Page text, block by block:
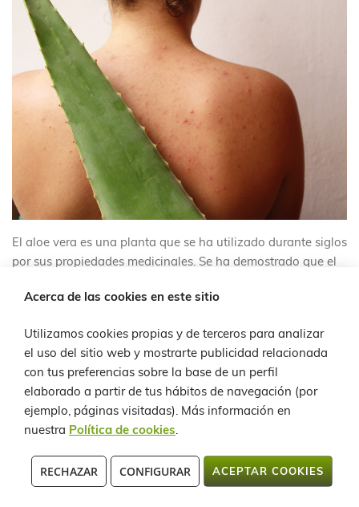
El aloe vera es una planta que se ha utilizado durante siglos
por sus propiedades medicinales. Se ha demostrado que el
en el tratamiento del acné.
Los efectos del aloe vera en el acné se deben a sus
propiedades antiinflamatorias...
Lee mas »
Lanzaloe y su compromiso con el Medio
Ambiente. Reciclaje y compostaje
Acerca de las cookies en este sitio
Utilizamos cookies propias y de terceros para analizar
el uso del sitio web y mostrarte publicidad relacionada
con tus preferencias sobre la base de un perfil
elaborado a partir de tus hábitos de navegación (por
ejemplo, páginas visitadas). Más información en
nuestra Política de cookies.
RECHAZAR CONFIGURAR ACEPTAR COOKIES